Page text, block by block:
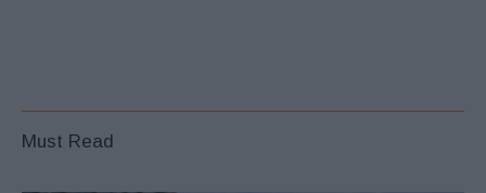
Must Read